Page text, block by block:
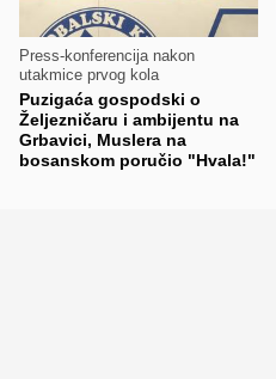
Press-konferencija nakon
utakmice prvog kola
Puzigaća gospodski o
Željezničaru i ambijentu na
Grbavici, Muslera na
bosanskom poručio "Hvala!"